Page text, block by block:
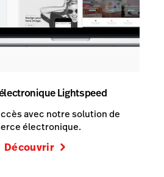
Lightspeed
avec notre solution de
électronique.
Découvrir